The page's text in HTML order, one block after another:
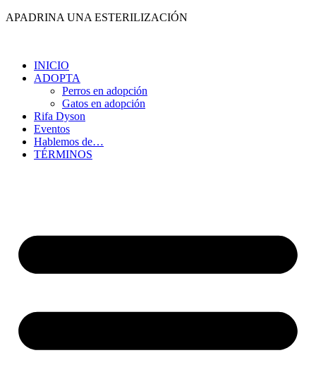
Ir
APADRINA UNA ESTERILIZACIÓN
INICIO
ADOPTA
Perros en adopción
Gatos en adopción
Rifa Dyson
Eventos
Hablemos de…
TÉRMINOS